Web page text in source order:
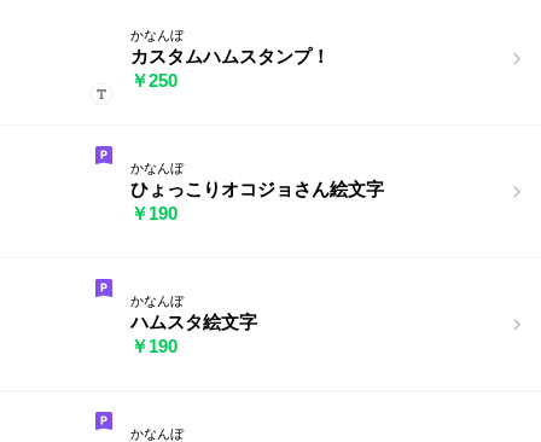
かなんぼ
カスタムハムスタンプ！
￥250
かなんぼ
ひょっこりオコジョさん絵文字
￥190
かなんぼ
ハムスタ絵文字
￥190
かなんぼ